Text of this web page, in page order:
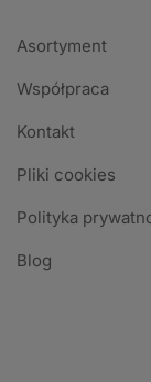
Asortyment
Współpraca
Kontakt
Pliki cookies
Polityka
Blog